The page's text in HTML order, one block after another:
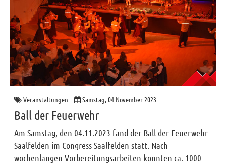
Veranstaltungen Samstag, 04 November 2023
Ball der Feuerwehr
Am Samstag, den 04.11.2023 fand der Ball der Feuerwehr
Saalfelden im Congress Saalfelden statt. Nach
wochenlangen Vorbereitungsarbeiten konnten ca. 1000